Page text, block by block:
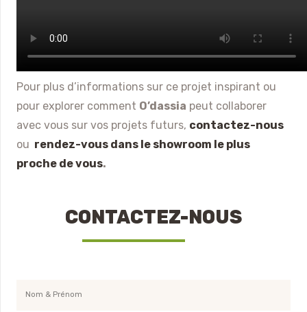
Pour plus d’informations sur ce projet inspirant ou
pour explorer comment O’dassia peut collaborer
avec vous sur vos projets futurs, contactez-nous
ou rendez-vous dans le showroom le plus
proche de vous.
CONTACTEZ-NOUS